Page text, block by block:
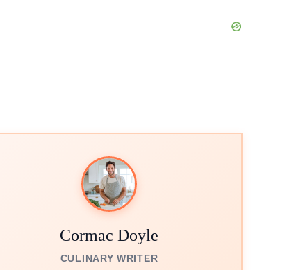
Cormac Doyle
CULINARY WRITER